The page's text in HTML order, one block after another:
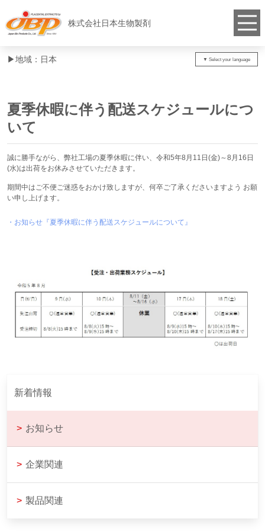
株式会社日本生物製剤
▶︎地域：日本
夏季休暇に伴う配送スケジュールにつ
いて
誠に勝手ながら、弊社工場の夏季休暇に伴い、令和5年8月11日(金)～8月16日
(水)は出荷をお休みさせていただきます。
期間中はご不便ご迷惑をおかけ致しますが、何卒ご了承くださいますよう お願
い申し上げます。
・お知らせ『夏季休暇に伴う配送スケジュールについて』
新着情報
> お知らせ
> 企業関連
> 製品関連